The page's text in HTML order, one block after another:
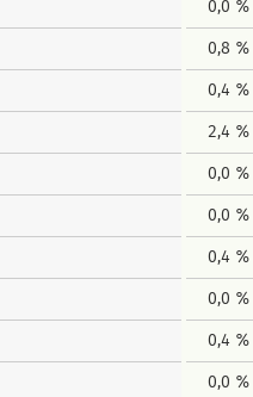
0,0 %
0,8 %
0,4 %
2,4 %
0,0 %
0,0 %
0,4 %
0,0 %
0,4 %
0,0 %